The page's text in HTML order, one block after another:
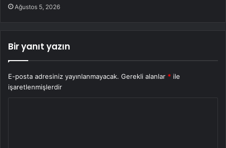
Ağustos 5, 2026
Bir yanıt yazın
E-posta adresiniz yayınlanmayacak. Gerekli alanlar * ile
işaretlenmişlerdir